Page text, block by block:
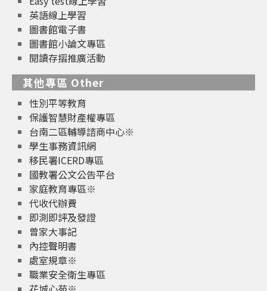
英語線上學習
圖書館電子書
圖書館小論文專區
閱讀存摺推廣活動
其他專區 Other
性別平等教育
保護智慧財產權專區
台南二區輔導諮商中心※
學生事務資訊網
移民署ICERD專區
國教署公文公告平台
家庭教育專區※
代收代辦費
即測即評及發證
曾家大事記
內控聲明書
處室規章※
職業安全衛生專區